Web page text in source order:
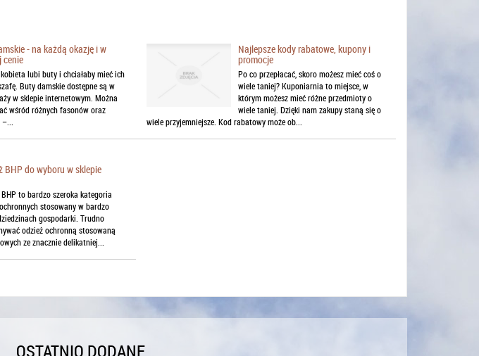
- na każdą okazję i w
cenie
lubi buty i chciałaby mieć ich
Buty damskie dostępne są w
w sklepie internetowym. Można
wśród różnych fasonów oraz
Najlepsze kody rabatowe, kupony i
promocje
Po co przepłacać, skoro możesz mieć coś o
wiele taniej? Kuponiarnia to miejsce, w
którym możesz mieć różne przedmioty o
wiele taniej. Dzięki nam zakupy staną się o
wiele przyjemniejsze. Kod rabatowy może ob...
BHP do wyboru w sklepie
BHP to bardzo szeroka kategoria
stosowany w bardzo
gospodarki. Trudno
odzież ochronną stosowaną
ze znacznie delikatniej...
OSTATNIO DODANE